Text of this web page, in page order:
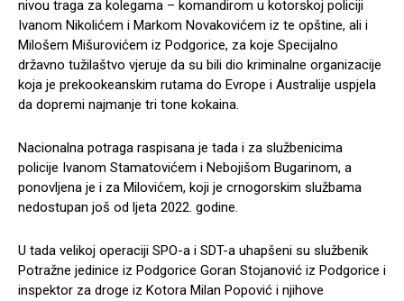
nivou traga za kolegama – komandirom u kotorskoj policiji
Ivanom Nikolićem i Markom Novakovićem iz te opštine, ali i
Milošem Mišurovićem iz Podgorice, za koje Specijalno
državno tužilaštvo vjeruje da su bili dio kriminalne organizacije
koja je prekookeanskim rutama do Evrope i Australije uspjela
da dopremi najmanje tri tone kokaina.
Nacionalna potraga raspisana je tada i za službenicima
policije Ivanom Stamatovićem i Nebojišom Bugarinom, a
ponovljena je i za Milovićem, koji je crnogorskim službama
nedostupan još od ljeta 2022. godine.
U tada velikoj operaciji SPO-a i SDT-a uhapšeni su službenik
Potražne jedinice iz Podgorice Goran Stojanović iz Podgorice i
inspektor za droge iz Kotora Milan Popović i njihove